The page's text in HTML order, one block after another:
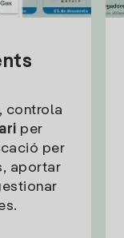
, controla
per
per
aportar